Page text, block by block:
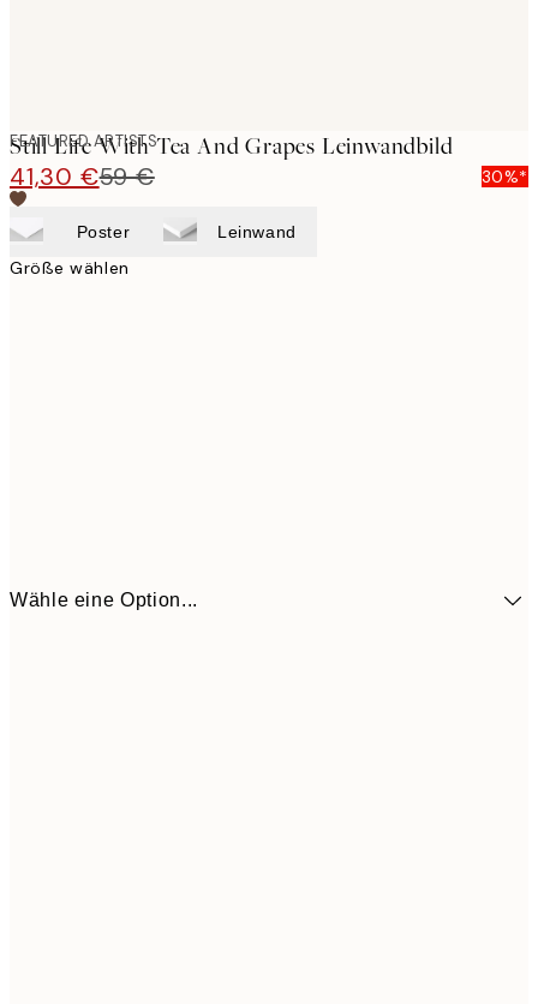
FEATURED ARTISTS
Still Life With Tea And Grapes Leinwandbild
41,30 €59 € 30%*
Poster Leinwand
Größe wählen
Wähle eine Option...